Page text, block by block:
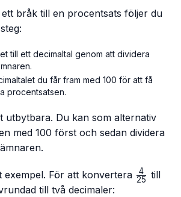
bråk till en procentsats följer du
till ett decimaltal genom att dividera
du får fram med 100 för att få
procentsatsen.
utbytbara. Du kan som alternativ
med 100 först och sedan dividera
exempel. För att konvertera \frac{4}
25
4
till
till två decimaler: